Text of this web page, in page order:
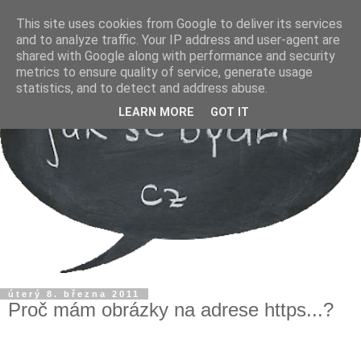
úterý 8. března 2011
Proč mám obrázky na adrese https...?
This site uses cookies from Google to deliver its services
and to analyze traffic. Your IP address and user-agent are
shared with Google along with performance and security
metrics to ensure quality of service, generate usage
statistics, and to detect and address abuse.
LEARN MORE GOT IT